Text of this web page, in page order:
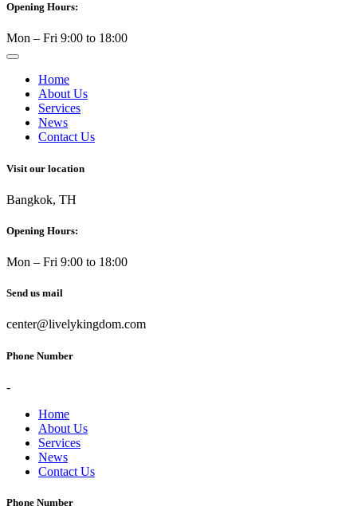
Opening Hours:
Mon – Fri 9:00 to 18:00
Home
About Us
Services
News
Contact Us
Visit our location
Bangkok, TH
Opening Hours:
Mon – Fri 9:00 to 18:00
Send us mail
center@livelykingdom.com
Phone Number
-
Home
About Us
Services
News
Contact Us
Phone Number